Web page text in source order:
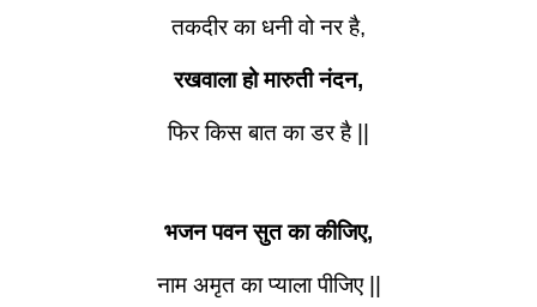
तकदीर का धनी वो नर है,
रखवाला हो मारुती नंदन,
फिर किस बात का डर है ||
भजन पवन सुत का कीजिए,
नाम अमृत का प्याला पीजिए ||